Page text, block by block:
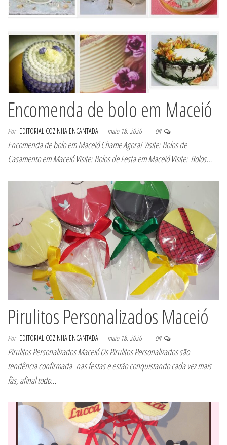
Encomenda de bolo em Maceió
Por EDITORIAL COZINHA ENCANTADA maio 18, 2026 Off
Encomenda de bolo em Maceió Chame Agora! Visite: Bolos de
Casamento em Maceió Visite: Bolos de Festa em Maceió Visite: Bolos…
Pirulitos Personalizados Maceió
Por EDITORIAL COZINHA ENCANTADA maio 18, 2026 Off
Pirulitos Personalizados Maceió Os Pirulitos Personalizados são
tendência confirmada nas festas e estão conquistando cada vez mais
fãs, afinal todo…